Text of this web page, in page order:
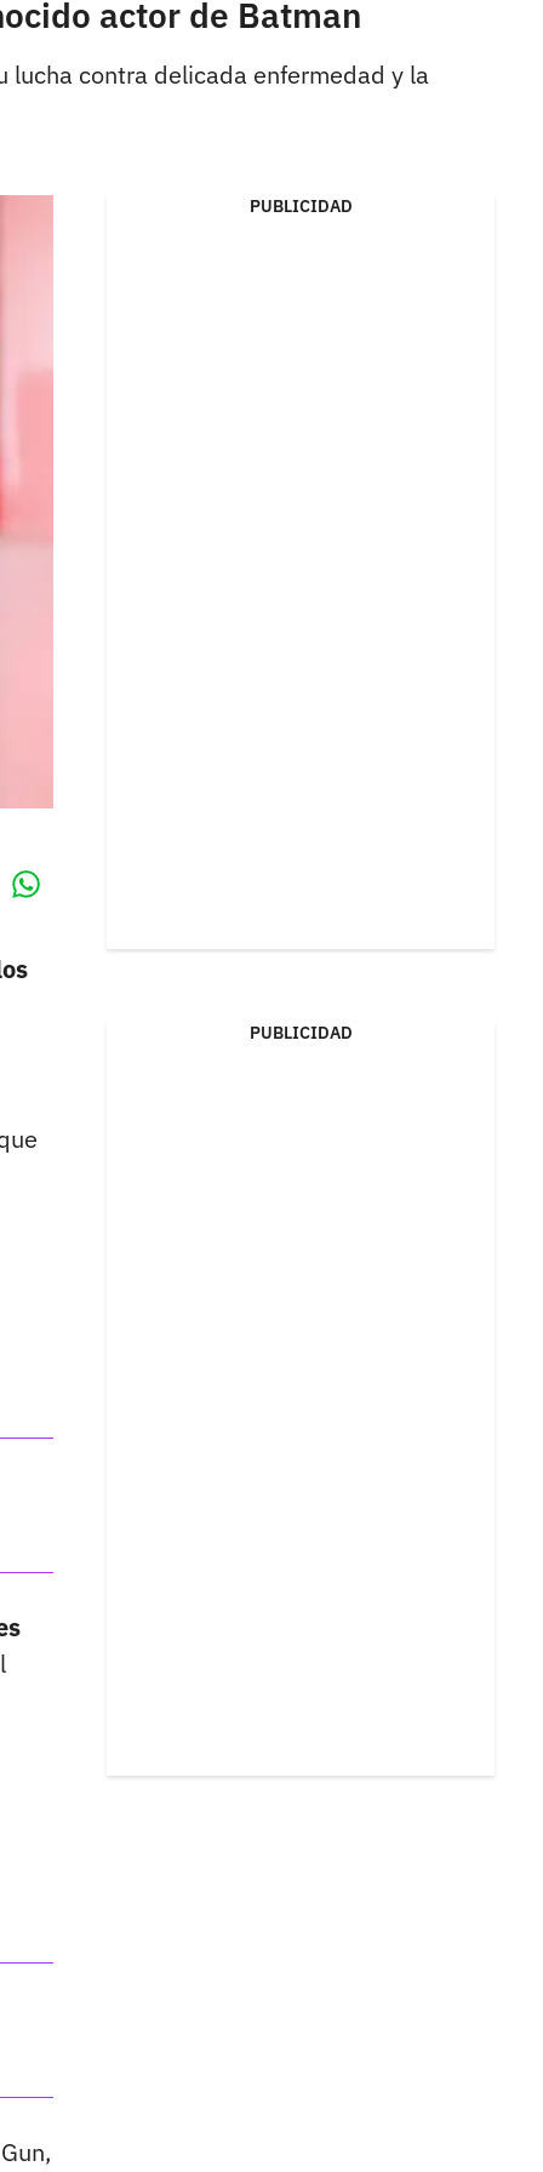
actor de Batman
lucha contra delicada enfermedad y la
PUBLICIDAD
PUBLICIDAD